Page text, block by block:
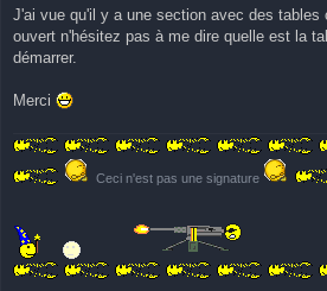
J'ai vue qu'il y a une section avec des tables
ouvert n'hésitez pas à me dire quelle est la
démarrer.
Merci
Ceci n'est pas une signature